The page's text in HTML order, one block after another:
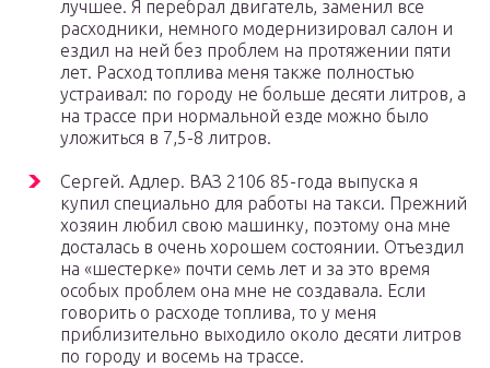
лучшее. Я перебрал двигатель, заменил все
расходники, немного модернизировал салон и
ездил на ней без проблем на протяжении пяти
лет. Расход топлива меня также полностью
устраивал: по городу не больше десяти литров, а
на трассе при нормальной езде можно было
уложиться в 7,5-8 литров.
Сергей. Адлер. ВАЗ 2106 85-года выпуска я
купил специально для работы на такси. Прежний
хозяин любил свою машинку, поэтому она мне
досталась в очень хорошем состоянии. Отъездил
на «шестерке» почти семь лет и за это время
особых проблем она мне не создавала. Если
говорить о расходе топлива, то у меня
приблизительно выходило около десяти литров
по городу и восемь на трассе.